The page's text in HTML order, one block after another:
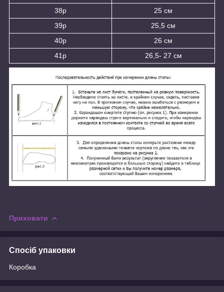
38р
25 см
39р
25,5 см
40р
26 см
41р
26,5- 27 см
Приховати
Спосіб упаковки
Коробка